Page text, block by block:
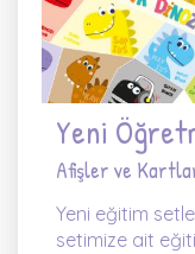
Yeni
Afişler ve
Yeni eğitim
setimize ait